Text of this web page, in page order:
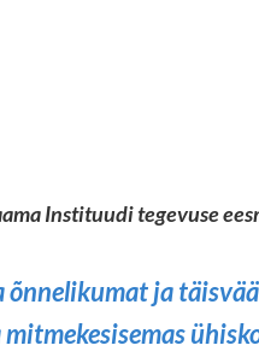
Instituudi tegevuse
õnnelikumat ja